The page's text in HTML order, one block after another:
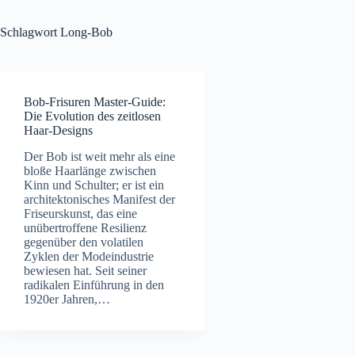
Schlagwort Long-Bob
Bob-Frisuren Master-Guide:
Die Evolution des zeitlosen
Haar-Designs
Der Bob ist weit mehr als eine
bloße Haarlänge zwischen
Kinn und Schulter; er ist ein
architektonisches Manifest der
Friseurskunst, das eine
unübertroffene Resilienz
gegenüber den volatilen
Zyklen der Modeindustrie
bewiesen hat. Seit seiner
radikalen Einführung in den
1920er Jahren,…